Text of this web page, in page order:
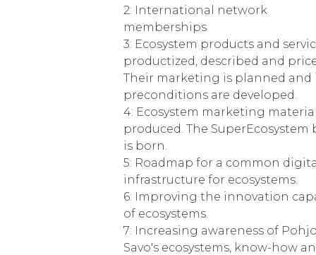
2: International network
memberships
3: Ecosystem products and
productized, described and
Their marketing is planned and
preconditions are developed.
4: Ecosystem marketing
produced. The SuperEcosystem
is born.
5: Roadmap for a common
infrastructure for ecosystems.
6: Improving the innovation
of ecosystems.
7: Increasing awareness of
Savo's ecosystems, know-how